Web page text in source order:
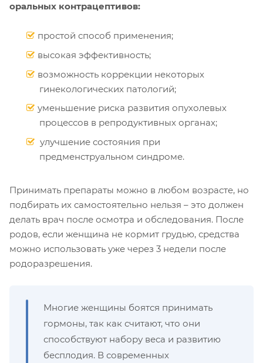
оральных контрацептивов:
простой способ применения;
высокая эффективность;
возможность коррекции некоторых
гинекологических патологий;
уменьшение риска развития опухолевых
процессов в репродуктивных органах;
улучшение состояния при
предменструальном синдроме.
Принимать препараты можно в любом возрасте, но
подбирать их самостоятельно нельзя – это должен
делать врач после осмотра и обследования. После
родов, если женщина не кормит грудью, средства
можно использовать уже через 3 недели после
родоразрешения.
Многие женщины боятся принимать
гормоны, так как считают, что они
способствуют набору веса и развитию
бесплодия. В современных